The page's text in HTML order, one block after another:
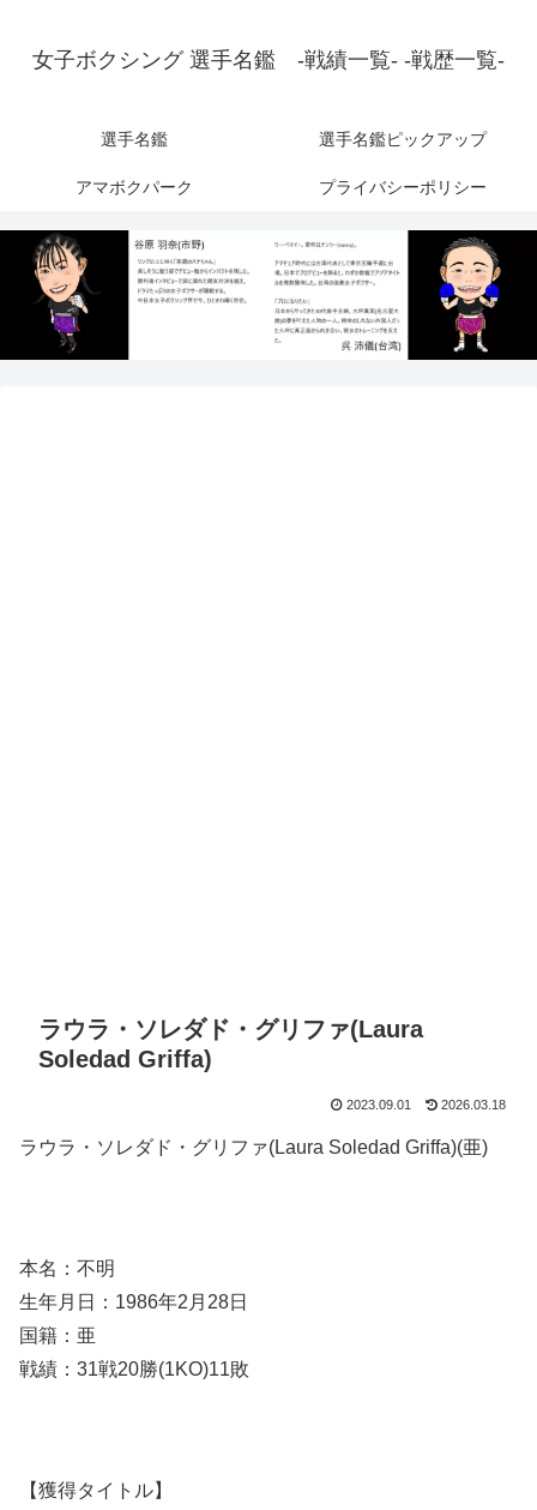
女子ボクシング 選手名鑑 -戦績一覧- -戦歴一覧-
選手名鑑 選手名鑑ピックアップ
アマボクパーク プライバシーポリシー
ラウラ・ソレダド・グリファ(Laura
Soledad Griffa)
2023.09.01 2026.03.18
ラウラ・ソレダド・グリファ(Laura Soledad Griffa)(亜)
本名：不明
生年月日：1986年2月28日
国籍：亜
戦績：31戦20勝(1KO)11敗
【獲得タイトル】